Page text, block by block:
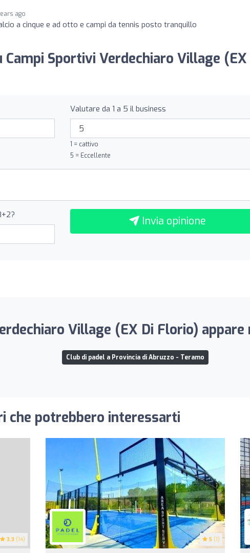
ago
a cinque e ad otto e campi da tennis posto tranquillo
Campi Sportivi Verdechiaro Village (EX
Valutare da 1 a 5 il business
1 = cattivo
5 = Eccellente
Invia opinione
Village (EX Di Florio)
Club di padel a Provincia di Abruzzo - Teramo
che potrebbero interessarti
3.3 (14) 5 (1)